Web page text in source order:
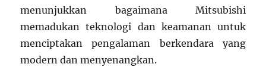
menunjukkan bagaimana Mitsubishi
memadukan teknologi dan keamanan untuk
menciptakan pengalaman berkendara yang
modern dan menyenangkan.